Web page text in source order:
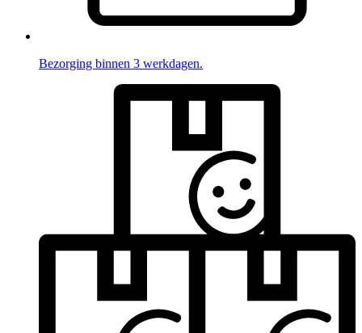
Bezorging binnen 3 werkdagen.